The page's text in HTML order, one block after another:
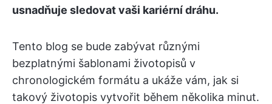
usnadňuje sledovat vaši kariérní dráhu.
Tento blog se bude zabývat různými
bezplatnými šablonami životopisů v
chronologickém formátu a ukáže vám, jak si
takový životopis vytvořit během několika minut.